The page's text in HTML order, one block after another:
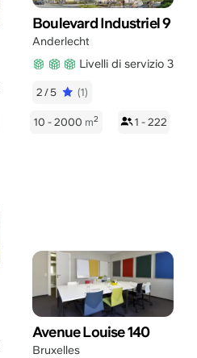
Boulevard Industriel 9
Anderlecht
Livelli di servizio 3
2/5 (1)
10 - 2000 m2 1 - 222
Avenue Louise 140
Bruxelles